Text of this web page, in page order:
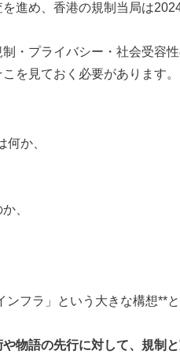
進め、香港の規制当局は
・プライバシー・社会受容
を見ておく必要があります。
か、
、
フラ」という大きな構想**
や物語の先行に対して、規制